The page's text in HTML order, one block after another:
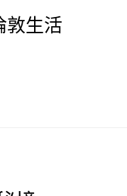
敦生活